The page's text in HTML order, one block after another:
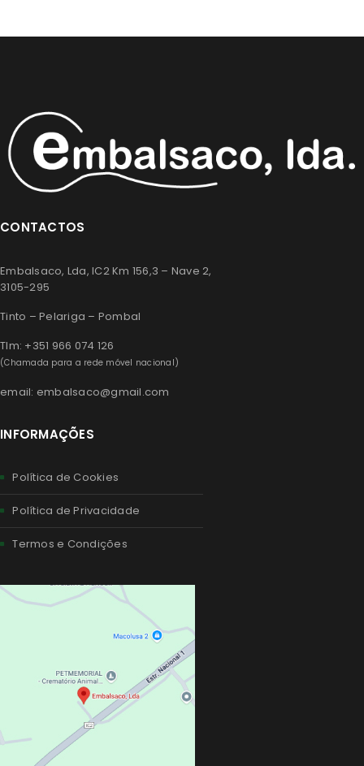
CONTACTOS
Embalsaco, Lda, IC2 Km 156,3 – Nave 2,
3105-295
Tinto – Pelariga – Pombal
Tlm: +351 966 074 126
(Chamada para a rede móvel nacional)
email: embalsaco@gmail.com
INFORMAÇÕES
Política de Cookies
Política de Privacidade
Termos e Condições